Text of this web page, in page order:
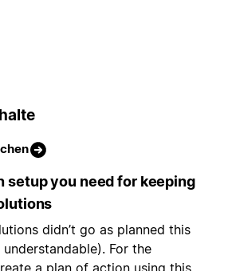
setup you need for keeping
didn’t go as planned this
For the